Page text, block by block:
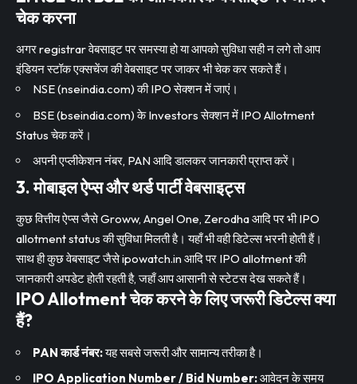
चेक करना
अगर registrar वेबसाइट पर समस्या हो या आपको सुविधा सही न लगे तो आप
इंडियन स्टॉक एक्सचेंज की वेबसाइट पर जाकर भी चेक कर सकते हैं।
NSE (nseindia.com) की IPO सेक्शन में जाएं।
BSE (bseindia.com) के Investors सेक्शन में IPO Allotment
Status चेक करें।
अपनी एप्लीकेशन नंबर, PAN आदि डालकर जानकारी प्राप्त करें।
3. मोबाइल ऐप्स और थर्ड पार्टी वेबसाइट्स
कुछ वित्तीय ऐप्स जैसेGroww, Angel One, Zerodhaआदि पर भीIPO
allotment statusकी सुविधा मिलती है। यहाँ भी वही डिटेल्स भरनी होती हैं।
साथ ही कुछ वेबसाइट जैसे ipowatch.in आदि पर IPO allotment की
जानकारी अपडेट होती रहती है, जहाँ आप आसानी से स्टेटस देख सकते हैं।
IPO Allotment चेक करने के लिए जरूरी डिटेल्स क्या
हैं?
PAN कार्ड नंबर:यह सबसे जरूरी और सामान्य तरीका है।
IPO Application Number / Bid Number:आवेदन के समय